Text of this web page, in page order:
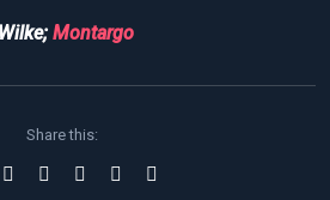
Montargo
Share this: